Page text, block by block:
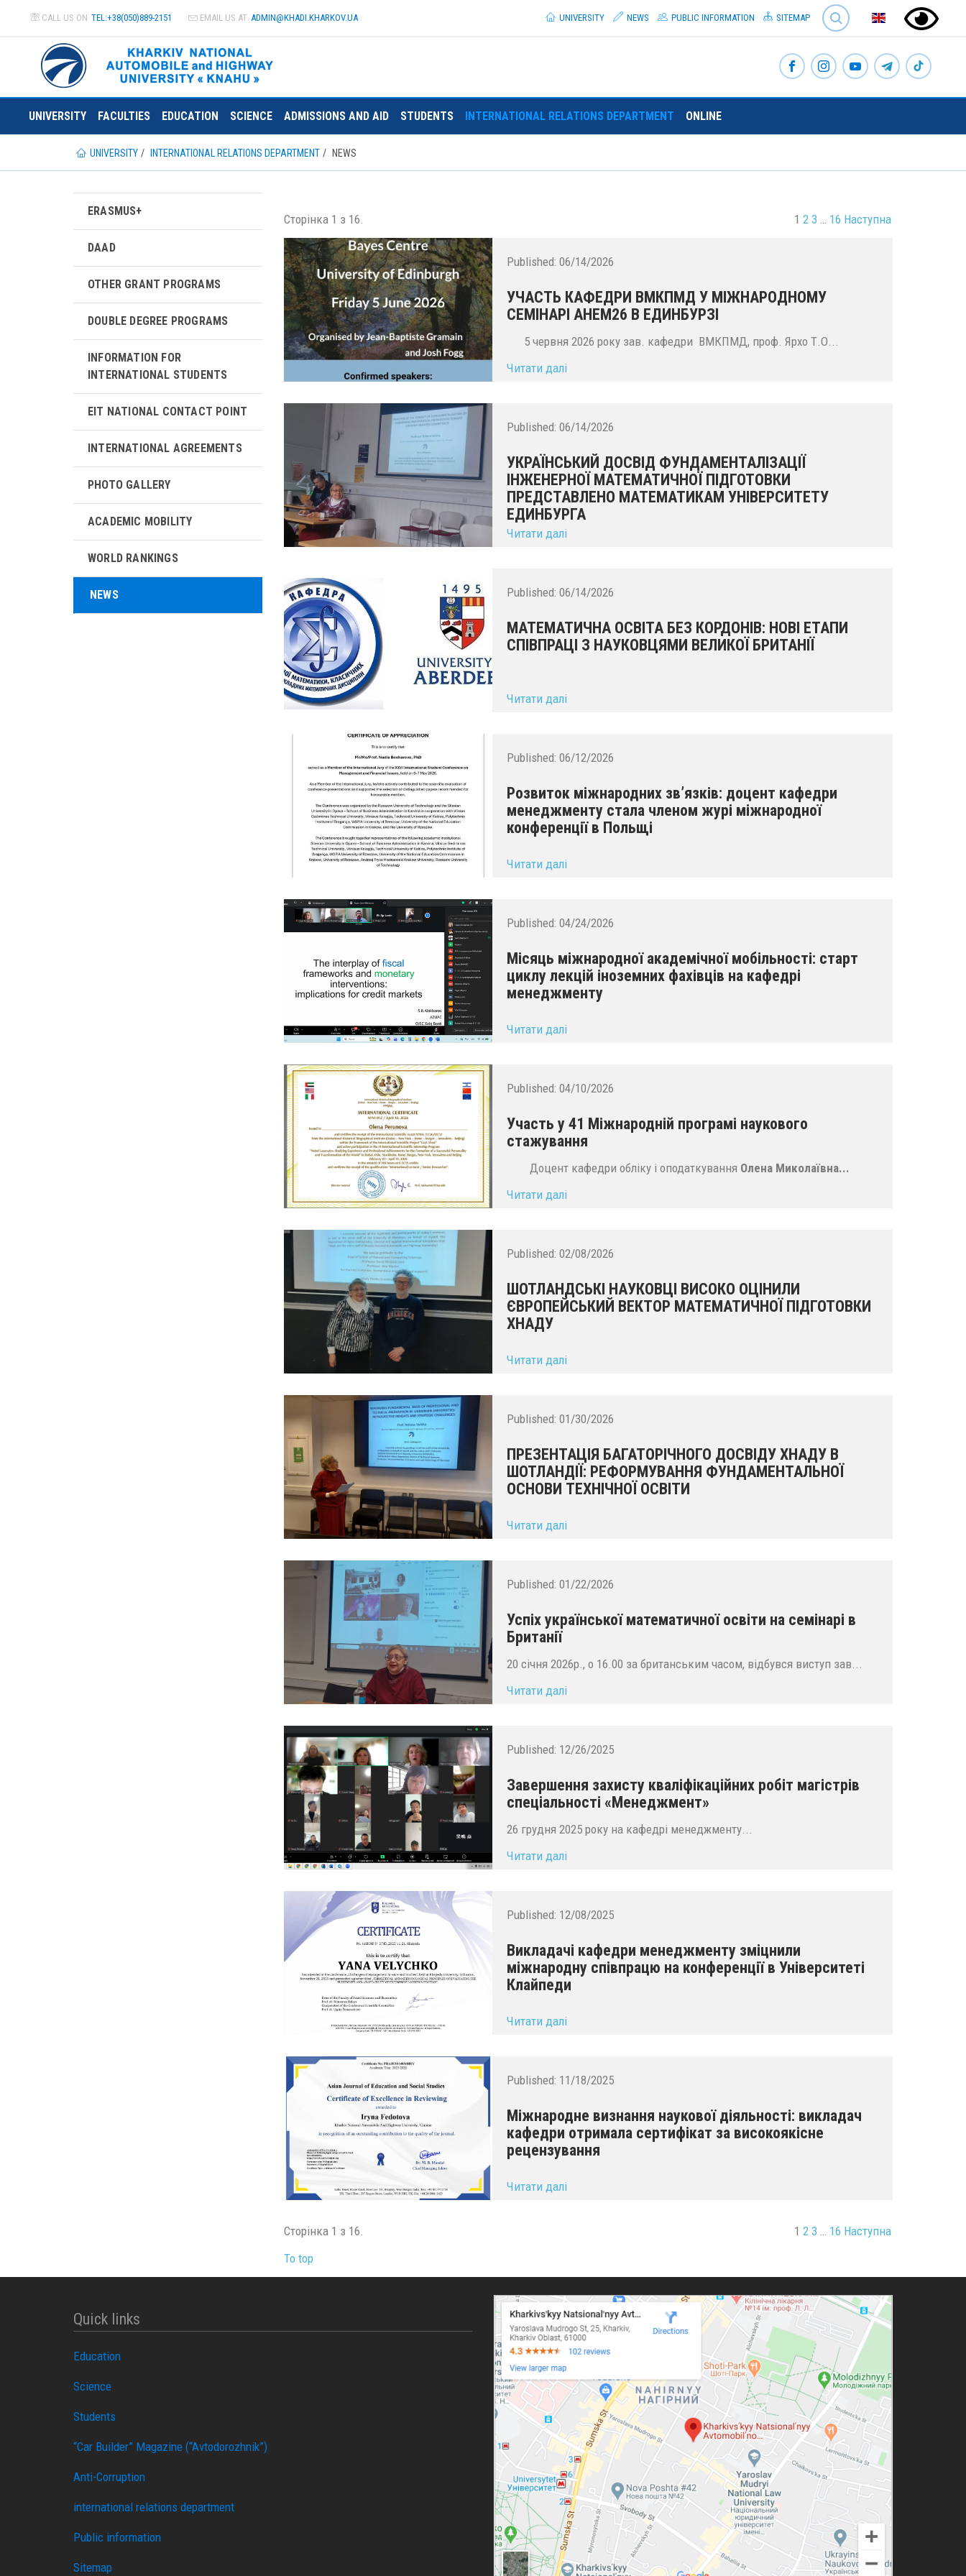
CALL US ON TEL:+38(050)889-2151 EMAIL US AT ADMIN@KHADI.KHARKOV.UA
SEARCH
UNIVERSITY
NEWS PUBLIC INFORMATION SITEMAP
UNIVERSITY FACULTIES EDUCATION SCIENCE ADMISSIONS AND AID STUDENTS INTERNATIONAL RELATIONS DEPARTMENT ONLINE
UNIVERSITY INTERNATIONAL RELATIONS DEPARTMENT NEWS
Сторінка 1 з 16. 1 2 3 … 16 Наступна
Published: 06/14/2026
УЧАСТЬ КАФЕДРИ ВМКПМД У МІЖНАРОДНОМУ
СЕМІНАРІ AHEM26 В ЕДИНБУРЗІ
5 червня 2026 року зав. кафедри ВМКПМД, проф. Ярхо Т.О...
Читати далі
Published: 06/14/2026
УКРАЇНСЬКИЙ ДОСВІД ФУНДАМЕНТАЛІЗАЦІЇ
ІНЖЕНЕРНОЇ МАТЕМАТИЧНОЇ ПІДГОТОВКИ
ПРЕДСТАВЛЕНО МАТЕМАТИКАМ УНІВЕРСИТЕТУ
ЕДИНБУРГА
...
Читати далі
Published: 06/14/2026
МАТЕМАТИЧНА ОСВІТА БЕЗ КОРДОНІВ: НОВІ ЕТАПИ
СПІВПРАЦІ З НАУКОВЦЯМИ ВЕЛИКОЇ БРИТАНІЇ
...
Читати далі
Published: 06/12/2026
Розвиток міжнародних зв’язків: доцент кафедри
менеджменту стала членом журі міжнародної
конференції в Польщі
Читати далі
Published: 04/24/2026
Місяць міжнародної академічної мобільності: старт
циклу лекцій іноземних фахівців на кафедрі
менеджменту
Читати далі
Published: 04/10/2026
Участь у 41 Міжнародній програмі наукового
стажування
Доцент кафедри обліку і оподаткування Олена Миколаївна...
Читати далі
Published: 02/08/2026
ШОТЛАНДСЬКІ НАУКОВЦІ ВИСОКО ОЦІНИЛИ
ЄВРОПЕЙСЬКИЙ ВЕКТОР МАТЕМАТИЧНОЇ ПІДГОТОВКИ
ХНАДУ
Читати далі
Published: 01/30/2026
ПРЕЗЕНТАЦІЯ БАГАТОРІЧНОГО ДОСВІДУ ХНАДУ В
ШОТЛАНДІЇ: РЕФОРМУВАННЯ ФУНДАМЕНТАЛЬНОЇ
ОСНОВИ ТЕХНІЧНОЇ ОСВІТИ
Читати далі
Published: 01/22/2026
Успіх української математичної освіти на семінарі в
Британії
20 січня 2026р., о 16.00 за британським часом, відбувся виступ зав...
Читати далі
Published: 12/26/2025
Завершення захисту кваліфікаційних робіт магістрів
спеціальності «Менеджмент»
26 грудня 2025 року на кафедрі менеджменту...
Читати далі
Published: 12/08/2025
Викладачі кафедри менеджменту зміцнили
міжнародну співпрацю на конференції в Університеті
Клайпеди
Читати далі
Published: 11/18/2025
Міжнародне визнання наукової діяльності: викладач
кафедри отримала сертифікат за високоякісне
рецензування
Читати далі
Сторінка 1 з 16. 1 2 3 16 Наступна
To top
ERASMUS+
DAAD
OTHER GRANT PROGRAMS
DOUBLE DEGREE PROGRAMS
INFORMATION FOR
INTERNATIONAL STUDENTS
EIT NATIONAL CONTACT POINT
INTERNATIONAL AGREEMENTS
PHOTO GALLERY
ACADEMIC MOBILITY
WORLD RANKINGS
NEWS
Quick links
Education
Science
Students
“Car Builder” Magazine (“Avtodorozhnik”)
Anti-Corruption
international relations department
Public information
Sitemap